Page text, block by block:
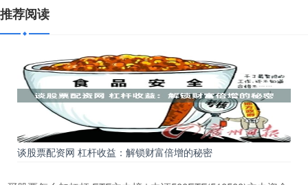
推荐阅读
谈股票配资网 杠杆收益：解锁财富倍增的秘密